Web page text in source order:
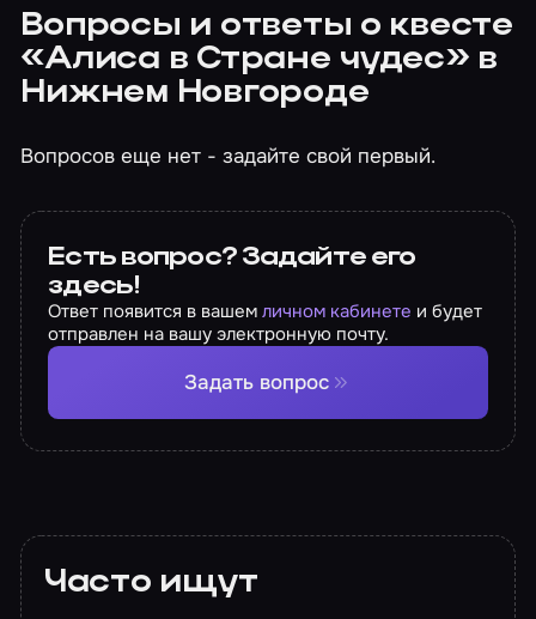
Вопросы и ответы о квесте
«Алиса в Стране чудес» в
Нижнем Новгороде
Вопросов еще нет - задайте свой первый.
Есть вопрос? Задайте его
здесь!
Ответ появится в вашемличном кабинете и будет
отправлен на вашу электронную почту.
Задать вопрос
Часто ищут